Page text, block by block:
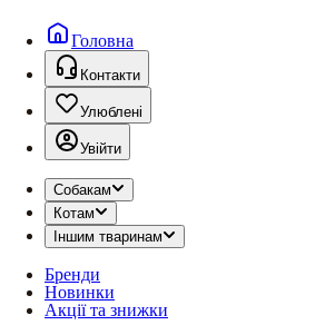
Головна
Контакти
Улюблені
Увійти
Собакам
Котам
Іншим тваринам
Бренди
Новинки
Акції та знижки